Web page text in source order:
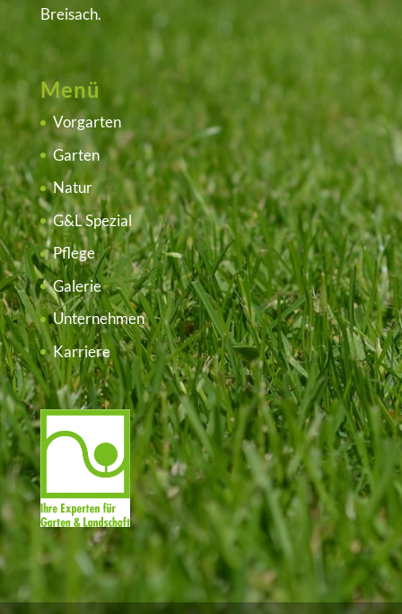
Breisach.
Menü
Vorgarten
Garten
Natur
G&L Spezial
Pflege
Galerie
Unternehmen
Karriere